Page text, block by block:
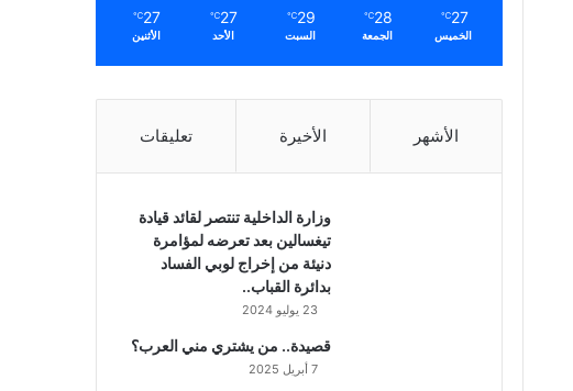
27
℃
الخميس
28
℃
الجمعة
29
℃
السبت
27
℃
الأحد
27
℃
الأثنين
الأشهر الأخيرة تعليقات
وزارة الداخلية تنتصر لقائد قيادة
تيغسالين بعد تعرضه لمؤامرة
دنيئة من إخراج لوبي الفساد
بدائرة القباب..
23 يوليو 2024
قصيدة.. من يشتري مني العرب؟
7 أبريل 2025